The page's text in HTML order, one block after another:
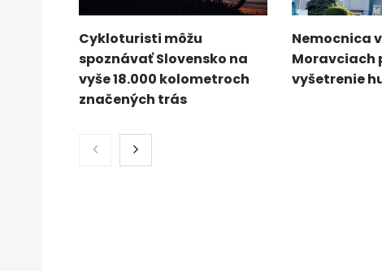
Cykloturisti môžu
spoznávať Slovensko na
vyše 18.000 kolometroch
značených trás
Nemocnica
Moravciach
vyšetrenie